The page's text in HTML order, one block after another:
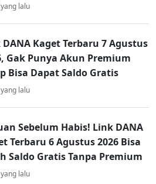
lalu
Kaget Terbaru 7 Agustus
Gak Punya Akun Premium
Bisa Dapat Saldo Gratis
lalu
Sebelum Habis! Link DANA
Terbaru 6 Agustus 2026 Bisa
Saldo Gratis Tanpa Premium
lalu